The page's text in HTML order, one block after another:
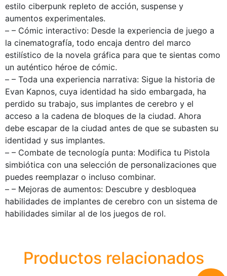
estilo ciberpunk repleto de acción, suspense y
aumentos experimentales.
– – Cómic interactivo: Desde la experiencia de juego a
la cinematografía, todo encaja dentro del marco
estilístico de la novela gráfica para que te sientas como
un auténtico héroe de cómic.
– – Toda una experiencia narrativa: Sigue la historia de
Evan Kapnos, cuya identidad ha sido embargada, ha
perdido su trabajo, sus implantes de cerebro y el
acceso a la cadena de bloques de la ciudad. Ahora
debe escapar de la ciudad antes de que se subasten su
identidad y sus implantes.
– – Combate de tecnología punta: Modifica tu Pistola
simbiótica con una selección de personalizaciones que
puedes reemplazar o incluso combinar.
– – Mejoras de aumentos: Descubre y desbloquea
habilidades de implantes de cerebro con un sistema de
habilidades similar al de los juegos de rol.
Productos relacionados